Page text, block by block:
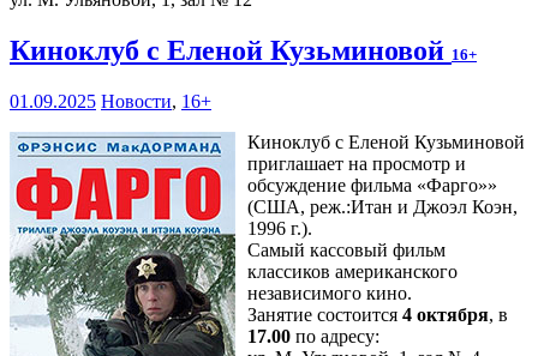
Киноклуб с Еленой Кузьминовой 16+
01.09.2025 Новости, 16+
Киноклуб с Еленой Кузьминовой
приглашает на просмотр и
обсуждение фильма «Фарго»»
(США, реж.:Итан и Джоэл Коэн,
1996 г.).
Самый кассовый фильм
классиков американского
независимого кино.
Занятие состоится 4 октября, в
17.00 по адресу: